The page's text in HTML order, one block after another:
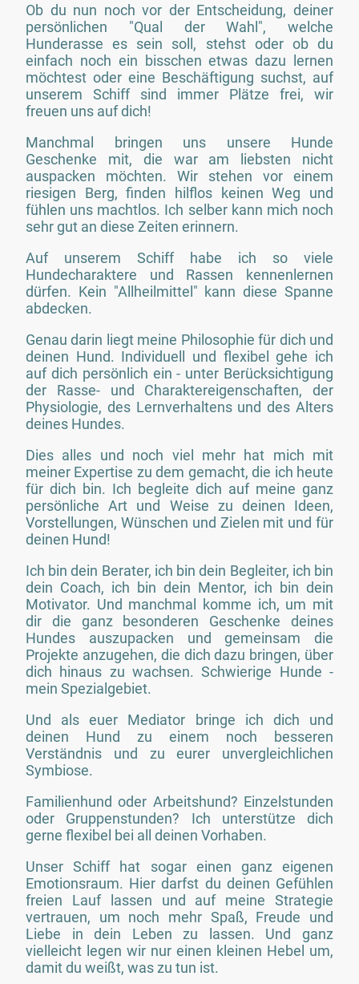
Ob du nun noch vor der Entscheidung, deiner
persönlichen "Qual der Wahl", welche
Hunderasse es sein soll, stehst oder ob du
einfach noch ein bisschen etwas dazu lernen
möchtest oder eine Beschäftigung suchst, auf
unserem Schiff sind immer Plätze frei, wir
freuen uns auf dich!
Manchmal bringen uns unsere Hunde
Geschenke mit, die war am liebsten nicht
auspacken möchten. Wir stehen vor einem
riesigen Berg, finden hilflos keinen Weg und
fühlen uns machtlos. Ich selber kann mich noch
sehr gut an diese Zeiten erinnern.
Auf unserem Schiff habe ich so viele
Hundecharaktere und Rassen kennenlernen
dürfen. Kein "Allheilmittel" kann diese Spanne
abdecken.
Genau darin liegt meine Philosophie für dich und
deinen Hund. Individuell und flexibel gehe ich
auf dich persönlich ein - unter Berücksichtigung
der Rasse- und Charaktereigenschaften, der
Physiologie, des Lernverhaltens und des Alters
deines Hundes.
Dies alles und noch viel mehr hat mich mit
meiner Expertise zu dem gemacht, die ich heute
für dich bin. Ich begleite dich auf meine ganz
persönliche Art und Weise zu deinen Ideen,
Vorstellungen, Wünschen und Zielen mit und für
deinen Hund!
Ich bin dein Berater, ich bin dein Begleiter, ich bin
dein Coach, ich bin dein Mentor, ich bin dein
Motivator. Und manchmal komme ich, um mit
dir die ganz besonderen Geschenke deines
Hundes auszupacken und gemeinsam die
Projekte anzugehen, die dich dazu bringen, über
dich hinaus zu wachsen. Schwierige Hunde -
mein Spezialgebiet.
Und als euer Mediator bringe ich dich und
deinen Hund zu einem noch besseren
Verständnis und zu eurer unvergleichlichen
Symbiose.
Familienhund oder Arbeitshund? Einzelstunden
oder Gruppenstunden? Ich unterstütze dich
gerne flexibel bei all deinen Vorhaben.
Unser Schiff hat sogar einen ganz eigenen
Emotionsraum. Hier darfst du deinen Gefühlen
freien Lauf lassen und auf meine Strategie
vertrauen, um noch mehr Spaß, Freude und
Liebe in dein Leben zu lassen. Und ganz
vielleicht legen wir nur einen kleinen Hebel um,
damit du weißt, was zu tun ist.